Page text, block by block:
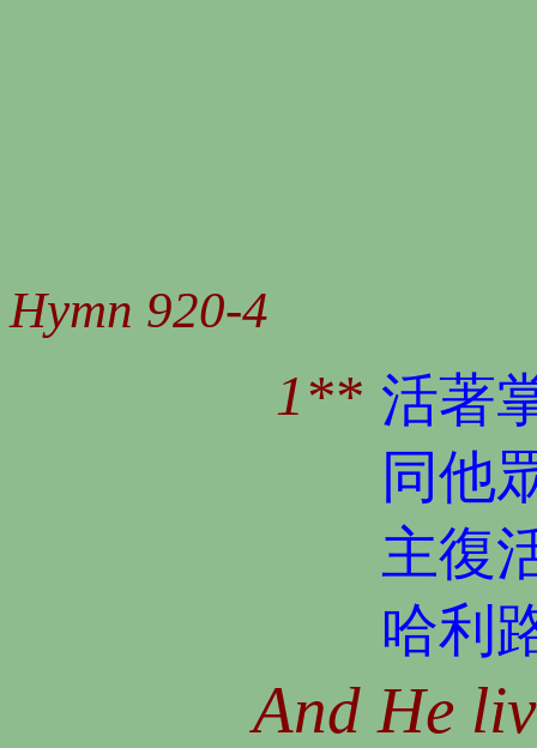
Hymn 920-4
1** 活著
同他
主復
哈利
And He